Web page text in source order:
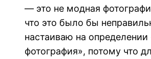
— это не модная
что это было бы
настаиваю на
фотография», потому что